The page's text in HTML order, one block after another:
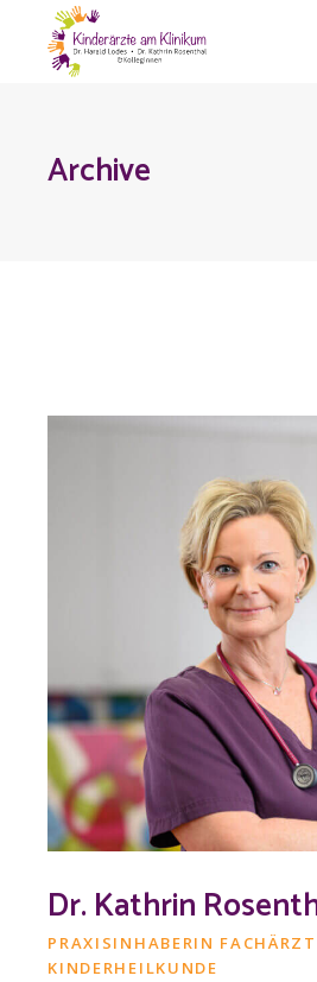
Archive
Dr. Kathrin
PRAXISINHABERIN
KINDERHEILKUNDE